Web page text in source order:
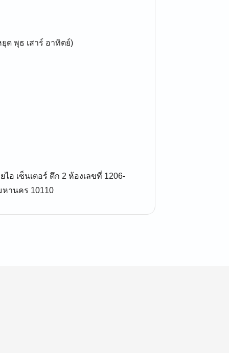
ด พุธ เสาร์ อาทิตย์)
อ เซ็นเตอร์ ตึก 2 ห้องเลขที่ 1206-
หานคร 10110